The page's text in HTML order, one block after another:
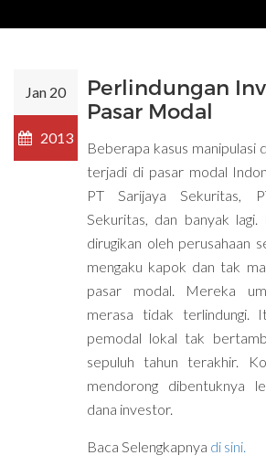
Jan 20
2013
Perlindungan
Pasar Modal
Beberapa kasus manipulasi
terjadi di pasar modal
PT Sarijaya Sekuritas,
Sekuritas, dan banyak
dirugikan oleh perusahaan
mengaku kapok dan tak
pasar modal. Mereka
merasa tidak terlindungi.
pemodal lokal tak
sepuluh tahun terakhir.
mendorong dibentuknya
dana investor.
Baca Selengkapnya di sini.